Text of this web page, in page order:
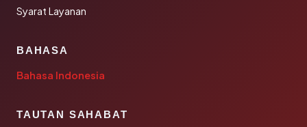
Syarat Layanan
BAHASA
Bahasa Indonesia
TAUTAN SAHABAT